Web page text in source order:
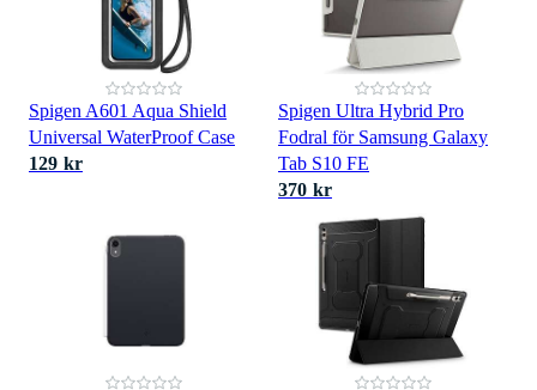
Spigen A601 Aqua Shield
Universal WaterProof Case
129 kr
Spigen Ultra Hybrid Pro
Fodral för Samsung Galaxy
Tab S10 FE
370 kr